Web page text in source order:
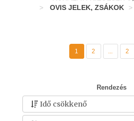
OVIS JELEK, ZSÁKOK
1 2 ... 2
Rendezés